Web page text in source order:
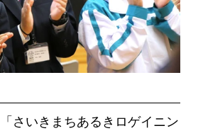
さいきまちあるきロゲイニン